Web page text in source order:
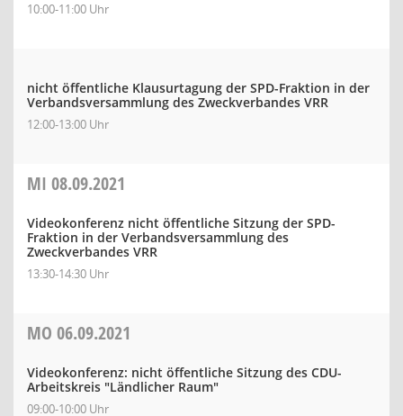
10:00-11:00 Uhr
nicht öffentliche Klausurtagung der SPD-Fraktion in der
Verbandsversammlung des Zweckverbandes VRR
12:00-13:00 Uhr
MI 08.09.2021
Videokonferenz nicht öffentliche Sitzung der SPD-
Fraktion in der Verbandsversammlung des
Zweckverbandes VRR
13:30-14:30 Uhr
MO 06.09.2021
Videokonferenz: nicht öffentliche Sitzung des CDU-
Arbeitskreis "Ländlicher Raum"
09:00-10:00 Uhr